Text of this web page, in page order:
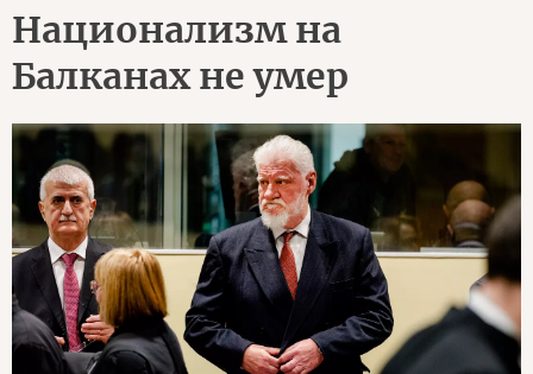
Национализм на
Балканах не умер